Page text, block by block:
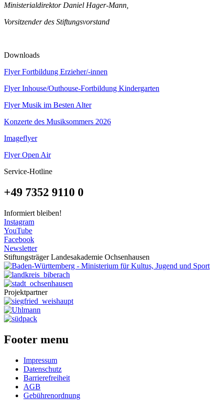
Ministerialdirektor Daniel Hager-Mann,
Vorsitzender des Stiftungsvorstand
Downloads
Flyer Fortbildung Erzieher/-innen
Flyer Inhouse/Outhouse-Fortbildung Kindergarten
Flyer Musik im Besten Alter
Konzerte des Musiksommers 2026
Imageflyer
Flyer Open Air
Service-Hotline
+49 7352 9110 0
Informiert bleiben!
Instagram
YouTube
Facebook
Newsletter
Stiftungsträger Landesakademie Ochsenhausen
Projektpartner
Footer menu
Impressum
Datenschutz
Barrierefreiheit
AGB
Gebührenordnung